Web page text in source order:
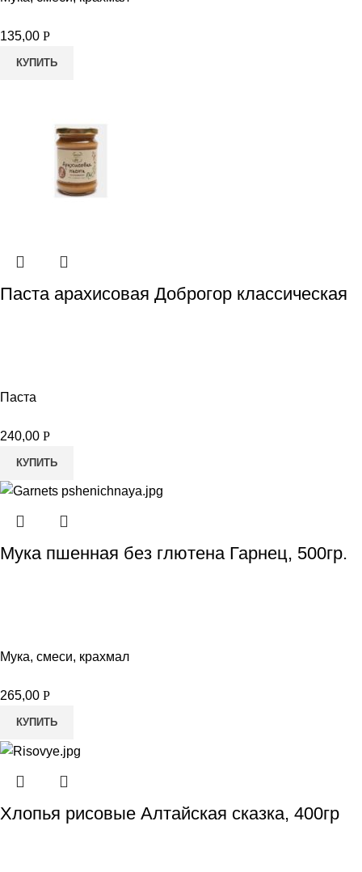
135,00 Р
КУПИТЬ
Паста арахисовая Доброгор классическая
Паста
240,00 Р
КУПИТЬ
Мука пшенная без глютена Гарнец, 500гр.
Мука, смеси, крахмал
265,00 Р
КУПИТЬ
Хлопья рисовые Алтайская сказка, 400гр